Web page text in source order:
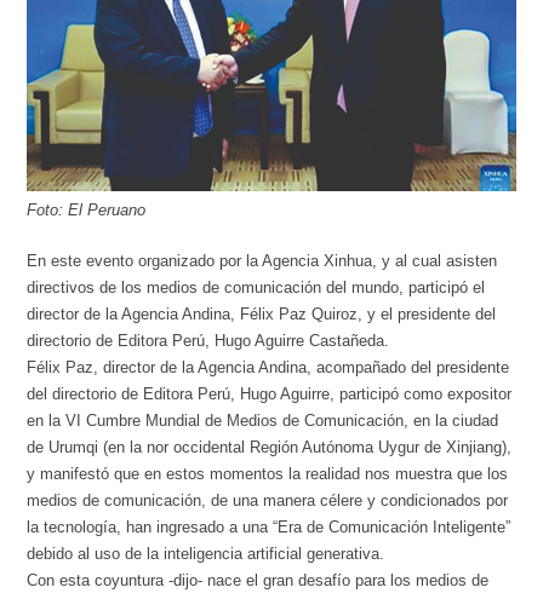
Foto: El Peruano
En este evento organizado por la Agencia Xinhua, y al cual asisten
directivos de los medios de comunicación del mundo, participó el
director de la Agencia Andina, Félix Paz Quiroz, y el presidente del
directorio de Editora Perú, Hugo Aguirre Castañeda.
Félix Paz, director de la Agencia Andina, acompañado del presidente
del directorio de Editora Perú, Hugo Aguirre, participó como expositor
en la VI Cumbre Mundial de Medios de Comunicación, en la ciudad
de Urumqi (en la nor occidental Región Autónoma Uygur de Xinjiang),
y manifestó que en estos momentos la realidad nos muestra que los
medios de comunicación, de una manera célere y condicionados por
la tecnología, han ingresado a una “Era de Comunicación Inteligente”
debido al uso de la inteligencia artificial generativa.
Con esta coyuntura -dijo- nace el gran desafío para los medios de